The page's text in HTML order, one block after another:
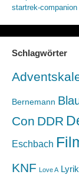
startrek-companion
Schlagwörter
Bernemann
Con DDR
Eschbach
KNF Love A Lyrik